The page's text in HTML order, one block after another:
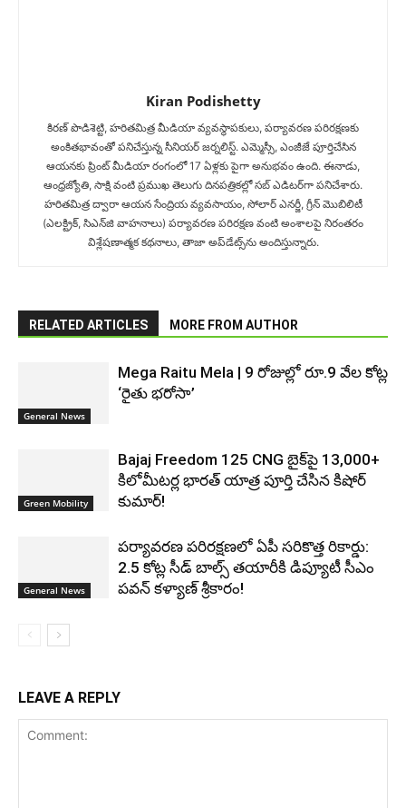
Kiran Podishetty
కిరణ్ పొడిశెట్టి, హరితమిత్ర మీడియా వ్యవస్థాపకులు, పర్యావరణ పరిరక్షణకు
అంకితభావంతో పనిచేస్తున్న సీనియ‌ర్‌ జర్నలిస్ట్. ఎమ్మెస్సీ, ఎంజీజే పూర్తిచేసిన‌
ఆయనకు ప్రింట్ మీడియా రంగంలో 17 ఏళ్లకు పైగా అనుభవం ఉంది. ఈనాడు,
ఆంధ్రజ్యోతి, సాక్షి వంటి ప్రముఖ తెలుగు దినపత్రికల్లో సబ్‌ ఎడిటర్‌గా ప‌నిచేశారు.
హరితమిత్ర ద్వారా ఆయన సేంద్రియ వ్యవసాయం, సోలార్ ఎనర్జీ, గ్రీన్ మొబిలిటీ
(ఎలక్ట్రిక్‌, సిఎన్‌జి వాహనాలు) ప‌ర్యావ‌ర‌ణ ప‌రిర‌క్ష‌ణ వంటి అంశాలపై నిరంతరం
విశ్లేషణాత్మక కథనాలు, తాజా అప్‌డేట్స్‌ను అందిస్తున్నారు.
RELATED ARTICLES MORE FROM AUTHOR
General News
Mega Raitu Mela | 9 రోజుల్లో రూ.9 వేల కోట్ల
‘రైతు భరోసా’
Green Mobility
Bajaj Freedom 125 CNG బైక్‌పై 13,000+
కిలోమీటర్ల భారత్ యాత్ర పూర్తి చేసిన కిషోర్
కుమార్!
General News
పర్యావరణ పరిరక్షణలో ఏపీ సరికొత్త రికార్డు:
2.5 కోట్ల సీడ్ బాల్స్ తయారీకి డిప్యూటీ సీఎం
పవన్ కళ్యాణ్ శ్రీకారం!
LEAVE A REPLY